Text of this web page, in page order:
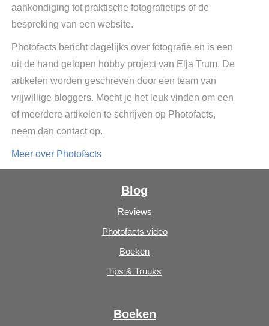
aankondiging tot praktische fotografietips of de
bespreking van een website.
Photofacts bericht dagelijks over fotografie en is een
uit de hand gelopen hobby project van Elja Trum. De
artikelen worden geschreven door een team van
vrijwillige bloggers. Mocht je het leuk vinden om een
of meerdere artikelen te schrijven op Photofacts,
neem dan contact op.
Meer over Photofacts
Blog
Reviews
Photofacts video
Boeken
Tips & Truuks
Boeken